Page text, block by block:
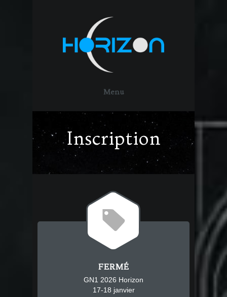
Menu
Inscription
8
FERMÉ
GN1 2026 Horizon
17-18 janvier